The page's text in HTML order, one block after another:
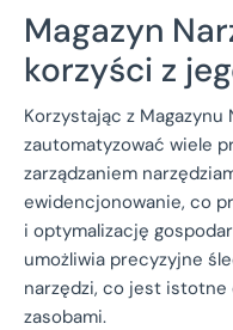
Magazyn
korzyści z
Korzystając z Magazynu
zautomatyzować wiele
zarządzaniem
ewidencjonowanie, co
i optymalizację
umożliwia precyzyjne
narzędzi, co jest istotne
zasobami.